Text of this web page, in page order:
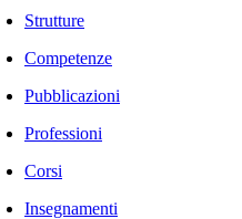
Strutture
Competenze
Pubblicazioni
Professioni
Corsi
Insegnamenti